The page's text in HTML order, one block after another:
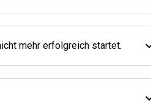
mehr erfolgreich startet.